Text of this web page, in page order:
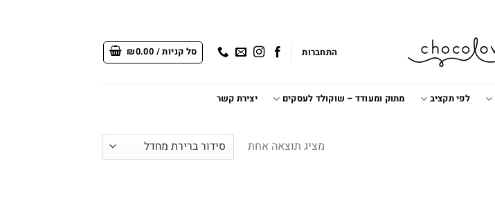
התחברות סל קניות / ₪0.00
לפי תקציב מתוק ומעודד – שוקולד לעסקים יצירת קשר
מציג תוצאה אחת